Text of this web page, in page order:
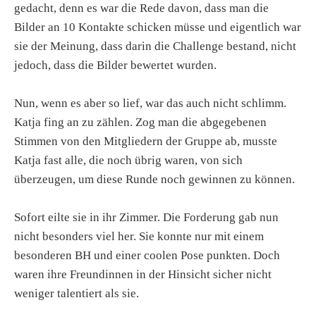
gedacht, denn es war die Rede davon, dass man die
Bilder an 10 Kontakte schicken müsse und eigentlich war
sie der Meinung, dass darin die Challenge bestand, nicht
jedoch, dass die Bilder bewertet wurden.
Nun, wenn es aber so lief, war das auch nicht schlimm.
Katja fing an zu zählen. Zog man die abgegebenen
Stimmen von den Mitgliedern der Gruppe ab, musste
Katja fast alle, die noch übrig waren, von sich
überzeugen, um diese Runde noch gewinnen zu können.
Sofort eilte sie in ihr Zimmer. Die Forderung gab nun
nicht besonders viel her. Sie konnte nur mit einem
besonderen BH und einer coolen Pose punkten. Doch
waren ihre Freundinnen in der Hinsicht sicher nicht
weniger talentiert als sie.